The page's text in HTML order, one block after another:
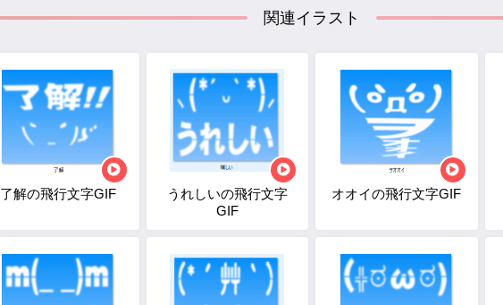
関連イラスト
了解の飛行文字GIF
うれしいの飛行文字
GIF
オオイの飛行文字GIF